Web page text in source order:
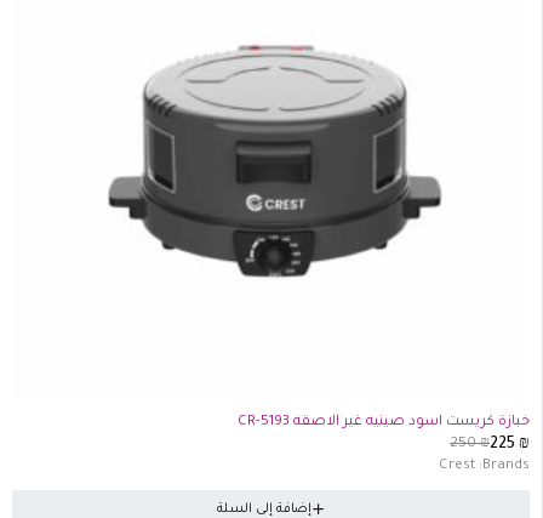
خبازة كريست اسود صينيه غير الاصقه CR-5193
250₪225
Brands:
Crest
إضافة إلى السلة